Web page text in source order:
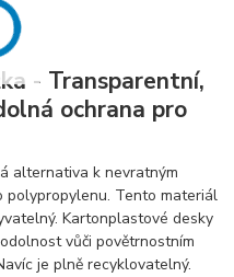
- Transparentní,
ochrana pro
alternativa k nevratným
polypropylenu. Tento materiál
Kartonplastové desky
vůči povětrnostním
je plně recyklovatelný.